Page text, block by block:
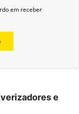
em receber
e